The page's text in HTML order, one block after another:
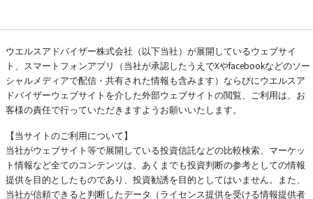
ウエルスアドバイザー株式会社（以下当社）が展開しているウェブサイ
ト、スマートフォンアプリ（当社が承認したうえでXやfacebookなどのソー
シャルメディアで配信・共有された情報も含みます）ならびにウエルスア
ドバイザーウェブサイトを介した外部ウェブサイトの閲覧、ご利用は、お
客様の責任で行っていただきますようお願いいたします。
【当サイトのご利用について】
当社がウェブサイト等で展開している投資信託などの比較検索、マーケッ
ト情報など全てのコンテンツは、あくまでも投資判断の参考としての情報
提供を目的としたものであり、投資勧誘を目的としてはいません。また、
当社が信頼できると判断したデータ（ライセンス提供を受ける情報提供者